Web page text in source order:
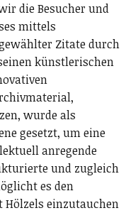
die Besucher und
mittels
Zitate durch
künstlerischen
wurde als
gesetzt, um eine
anregende
und zugleich
es den
Hölzels einzutauchen